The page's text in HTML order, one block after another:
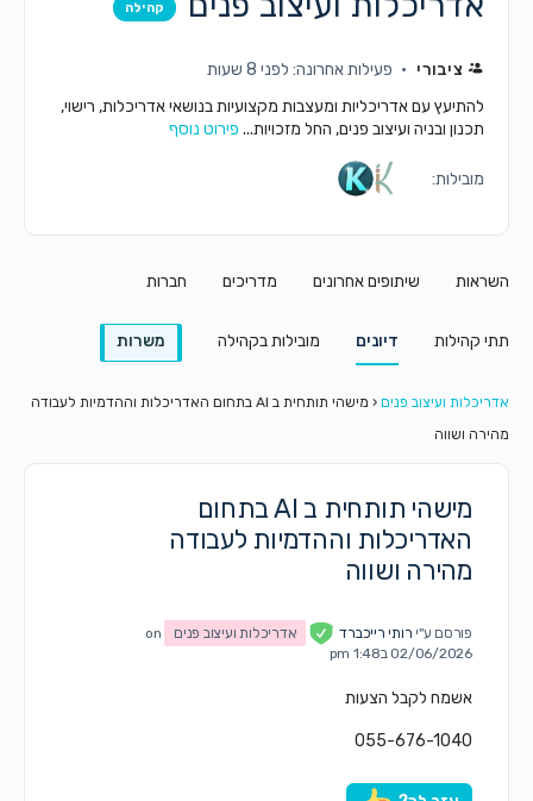
קהילה
ציבורי
פעילות אחרונה: לפני 8 שעות
להתיעץ עם אדריכליות ומעצבות מקצועיות בנושאי אדריכלות, רישוי,
תכנון ובניה ועיצוב פנים, החל מזכויות...פירוט נוסף
מובילות:
השראות שיתופים אחרונים מדריכים חברות
תתי קהילות דיונים מובילות בקהילה משרות
אדריכלות ועיצוב פנים ‹
מישהי תותחית ב AI בתחום האדריכלות וההדמיות לעבודה
מהירה ושווה
מישהי תותחית ב AI בתחום
האדריכלות וההדמיות לעבודה
מהירה ושווה
פורסם ע"ירותי רייכברד אדריכלות ועיצוב פנים
on
02/06/2026 ב1:48 pm
אשמח לקבל הצעות
055-676-1040